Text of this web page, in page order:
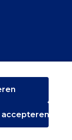
accepteren